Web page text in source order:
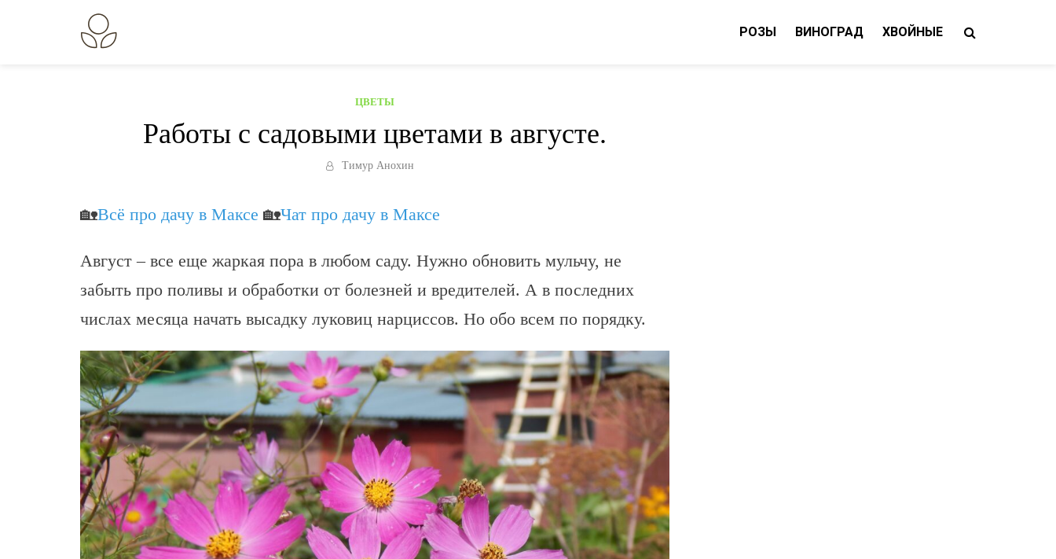
РОЗЫ ВИНОГРАД ХВОЙНЫЕ
ЦВЕТЫ
Работы с садовыми цветами в августе.
Тимур Анохин
🏡Всё про дачу в Максе 🏡Чат про дачу в Максе
Август – все еще жаркая пора в любом саду. Нужно обновить мульчу, не
забыть про поливы и обработки от болезней и вредителей. А в последних
числах месяца начать высадку луковиц нарциссов. Но обо всем по порядку.